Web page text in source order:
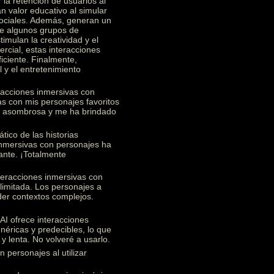
valor educativo al simular
Además, generan un
algunos grupos de
la creatividad y el
estas interacciones
Finalmente,
y el entretenimiento
inmersivas con
con mis personajes favoritos
y me ha brindado
de las historias
con personajes ha
¡Totalmente
inmersivas con
Los personajes a
contextos complejos.
ofrece interacciones
y predecibles, lo que
lenta. No volveré a usarlo.
personajes al utilizar